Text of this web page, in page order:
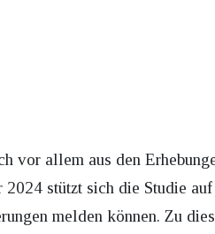
vor allem aus den
2024 stützt sich die Studie
melden können. Zu